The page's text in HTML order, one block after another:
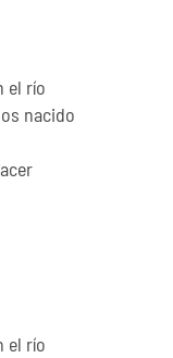
el río
nacido
el río